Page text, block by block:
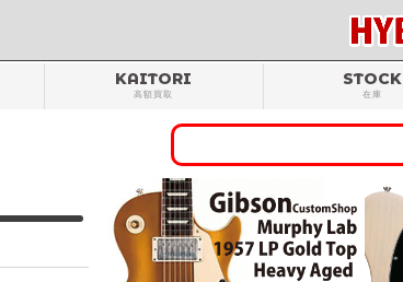
KAITORI
高額買取
STOCK
在庫